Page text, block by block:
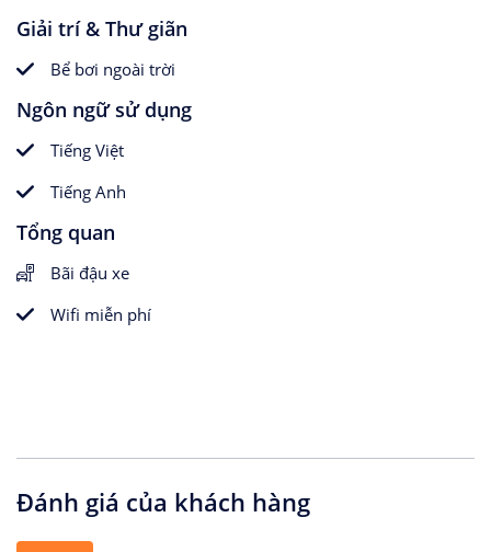
Giải trí & Thư giãn
Bể bơi ngoài trời
Ngôn ngữ sử dụng
Tiếng Việt
Tiếng Anh
Tổng quan
Bãi đậu xe
Wifi miễn phí
Đánh giá của khách hàng